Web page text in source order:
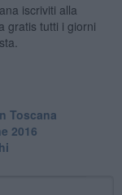
iscriviti alla
gratis tutti i giorni
Toscana
2016